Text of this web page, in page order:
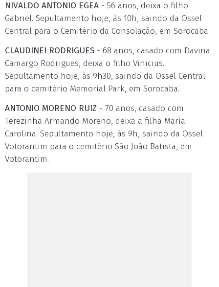
NIVALDO ANTONIO EGEA - 56 anos, deixa o filho
Gabriel. Sepultamento hoje, às 10h, saindo da Ossel
Central para o Cemitério da Consolação, em Sorocaba.
CLAUDINEI RODRIGUES - 68 anos, casado com Davina
Camargo Rodrigues, deixa o filho Vinicius.
Sepultamento hoje, às 9h30, saindo da Ossel Central
para o cemitério Memorial Park, em Sorocaba.
ANTONIO MORENO RUIZ - 70 anos, casado com
Terezinha Armando Moreno, deixa a filha Maria
Carolina. Sepultamento hoje, às 9h, saindo da Ossel
Votorantim para o cemitério São João Batista, em
Votorantim.